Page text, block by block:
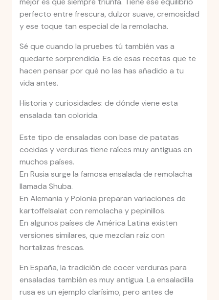
perfecto entre frescura, dulzor suave, cremosidad
y ese toque tan especial de la remolacha.
Sé que cuando la pruebes tú también vas a
quedarte sorprendida. Es de esas recetas que te
hacen pensar por qué no las has añadido a tu
vida antes.
Historia y curiosidades: de dónde viene esta
ensalada tan colorida.
Este tipo de ensaladas con base de patatas
cocidas y verduras tiene raíces muy antiguas en
muchos países.
En Rusia surge la famosa ensalada de remolacha
llamada Shuba.
En Alemania y Polonia preparan variaciones de
kartoffelsalat con remolacha y pepinillos.
En algunos países de América Latina existen
versiones similares, que mezclan raíz con
hortalizas frescas.
En España, la tradición de cocer verduras para
ensaladas también es muy antigua. La ensaladilla
rusa es un ejemplo clarísimo, pero antes de